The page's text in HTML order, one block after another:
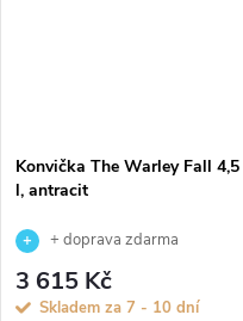
Konvička The Warley Fall 4,5
l, antracit
+ doprava zdarma
3 615 Kč
Skladem za 7 - 10 dní